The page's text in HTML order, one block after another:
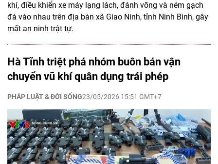
khí, điều khiển xe máy lạng lách, đánh võng và ném gạch
đá vào nhau trên địa bàn xã Giao Ninh, tỉnh Ninh Bình, gây
mất an ninh trật tự.
Hà Tĩnh triệt phá nhóm buôn bán vận
chuyển vũ khí quân dụng trái phép
PHÁP LUẬT & ĐỜI SỐNG23/05/2026 15:51 GMT+7